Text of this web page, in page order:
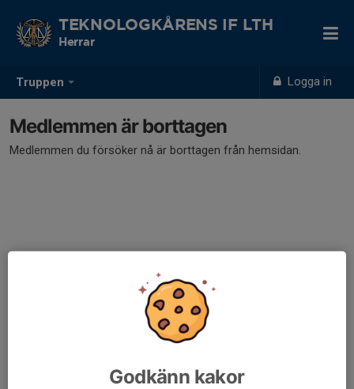
Truppen Logga in
TEKNOLOGKÅRENS IF LTH
Herrar
Medlemmen är borttagen
Medlemmen du försöker nå är borttagen från hemsidan.
Godkänn kakor